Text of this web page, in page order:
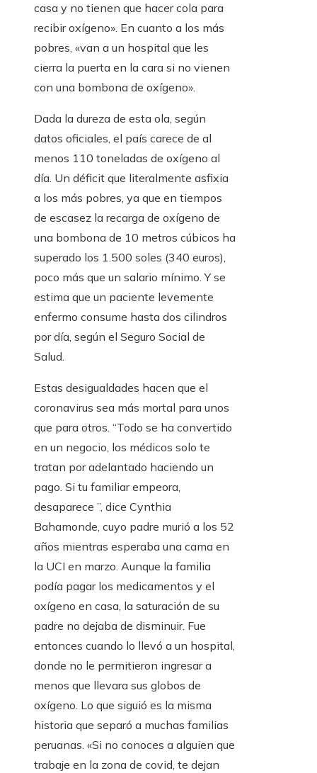
casa y no tienen que hacer cola para
recibir oxígeno». En cuanto a los más
pobres, «van a un hospital que les
cierra la puerta en la cara si no vienen
con una bombona de oxígeno».
Dada la dureza de esta ola, según
datos oficiales, el país carece de al
menos 110 toneladas de oxígeno al
día. Un déficit que literalmente asfixia
a los más pobres, ya que en tiempos
de escasez la recarga de oxígeno de
una bombona de 10 metros cúbicos ha
superado los 1.500 soles (340 euros),
poco más que un salario mínimo. Y se
estima que un paciente levemente
enfermo consume hasta dos cilindros
por día, según el Seguro Social de
Salud.
Estas desigualdades hacen que el
coronavirus sea más mortal para unos
que para otros. “Todo se ha convertido
en un negocio, los médicos solo te
tratan por adelantado haciendo un
pago. Si tu familiar empeora,
desaparece ”, dice Cynthia
Bahamonde, cuyo padre murió a los 52
años mientras esperaba una cama en
la UCI en marzo. Aunque la familia
podía pagar los medicamentos y el
oxígeno en casa, la saturación de su
padre no dejaba de disminuir. Fue
entonces cuando lo llevó a un hospital,
donde no le permitieron ingresar a
menos que llevara sus globos de
oxígeno. Lo que siguió es la misma
historia que separó a muchas familias
peruanas. «Si no conoces a alguien que
trabaje en la zona de covid, te dejan